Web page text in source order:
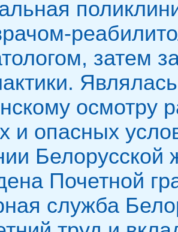
затем
осмотру
и опасных
Белорусской
Почетной
служба